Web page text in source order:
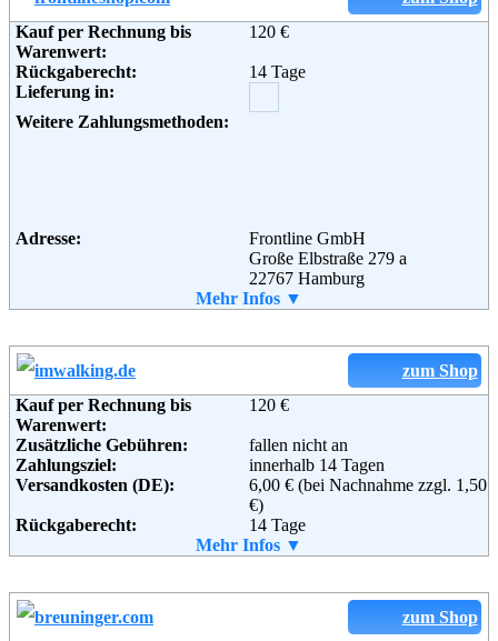
Soziale Kanäle:
Weiterführende
Informationen:
Blog,AGB
Adresse:
SportScheck GmbH
80331 München
Telefon:
Fax:
0180 55051
Email:
Weiterführende
Informationen:
Blog ,AGB
Kauf per Rechnung bis
Warenwert:
120 €
Rückgaberecht:
14 Tage
Lieferung in:
Weitere Zahlungsmethoden:
Adresse:
Frontline GmbH
Große Elbstraße 279 a
22767 Hamburg
+49 (0) 1805 – 376685
Soziale Kanäle:
Weiterführende
Informationen:
Mehr Infos ▼
zum Shop
Kauf per Rechnung bis
Warenwert:
120 €
Zusätzliche Gebühren:
fallen nicht an
Zahlungsziel:
innerhalb 14 Tagen
Versandkosten (DE):
6,00 € (bei Nachnahme zzgl. 1,50
€)
Rückgaberecht:
14 Tage
Ja
Weitere Zahlungsmethoden:
Mehr Infos ▼
zum Shop